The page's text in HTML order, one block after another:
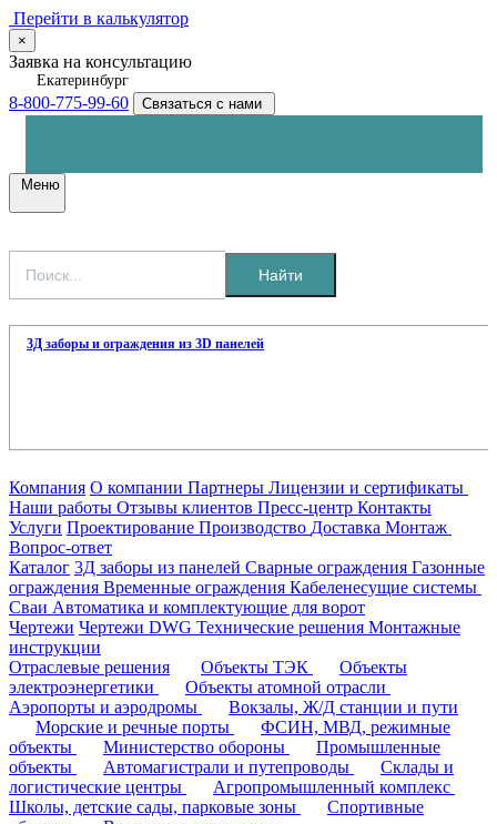
Перейти в калькулятор
×
Заявка на консультацию
Екатеринбург
8-800-775-99-60 Связаться с нами
Меню
Найти
3Д заборы и ограждения из 3D панелей
Компания О компании Партнеры Лицензии и сертификаты
Наши работы Отзывы клиентов Пресс-центр Контакты
Услуги Проектирование Производство Доставка Монтаж
Вопрос-ответ
Каталог 3Д заборы из панелей Сварные ограждения Газонные
ограждения Временные ограждения Кабеленесущие системы
Cваи Автоматика и комплектующие для ворот
Чертежи Чертежи DWG Технические решения Монтажные
инструкции
Отраслевые решения
Объекты ТЭК
Объекты
электроэнергетики
Объекты атомной отрасли
Аэропорты и аэродромы
Вокзалы, Ж/Д станции и пути
Морские и речные порты
ФСИН, МВД, режимные
объекты
Министерство обороны
Промышленные
объекты
Автомагистрали и путепроводы
Склады и
логистические центры
Агропромышленный комплекс
Школы, детские сады, парковые зоны
Спортивные